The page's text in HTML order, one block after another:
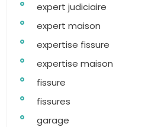
expert judiciaire
expert maison
expertise fissure
expertise maison
fissure
fissures
garage